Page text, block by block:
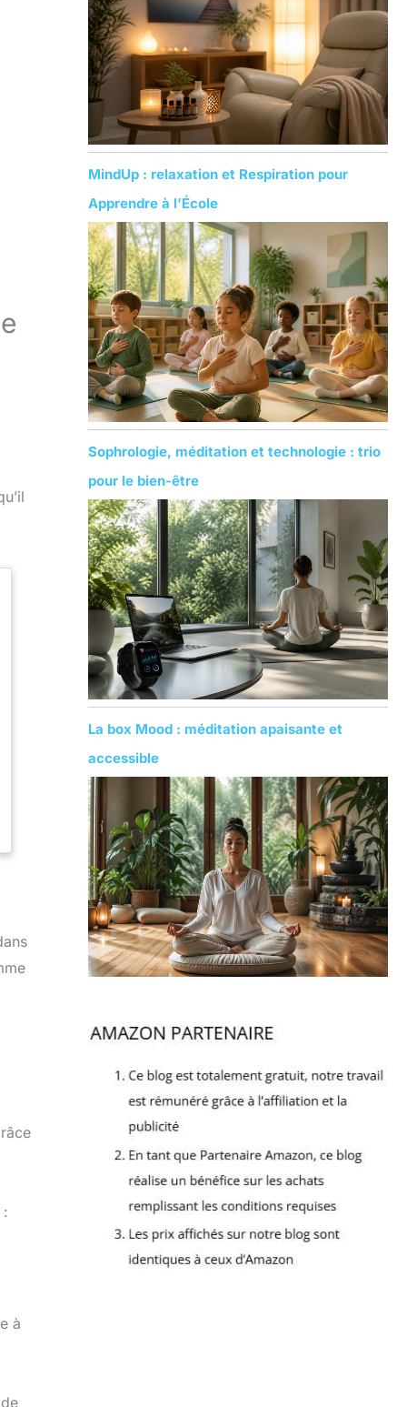
:
à
e
r
:
MindUp : relaxation et Respiration pour
Apprendre à l’École
Sophrologie, méditation et technologie : trio
pour le bien-être
La box Mood : méditation apaisante et
accessible